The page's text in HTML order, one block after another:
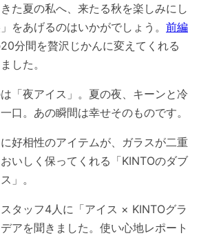
た夏の私へ、来たる秋を楽しみにし
をあげるのはいかがでしょう。 前編
分間を贅沢じかんに変えてくれる
した。
「夜アイス」。 夏の夜、キーンと冷
口。あの瞬間は幸せそのものです。
好相性のアイテムが、ガラスが二重
いしく保ってくれる「KINTOのダブ
」。
タッフ4人に「アイス × KINTOグラ
アを聞きました。使い心地レポート